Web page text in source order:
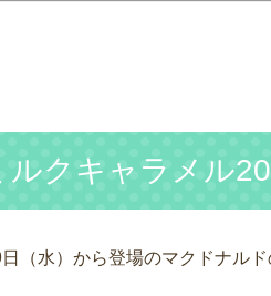
ルクキャラメル
（水）から登場のマクドナル